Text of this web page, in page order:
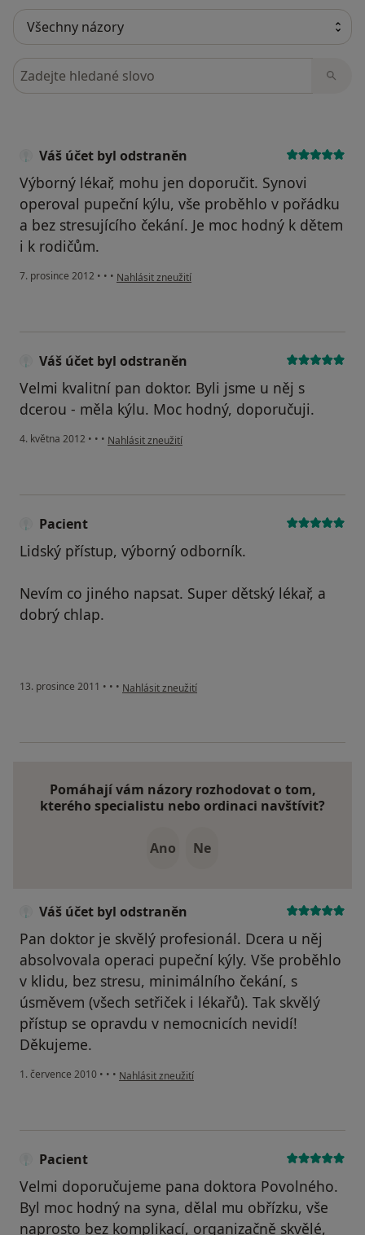
Hledejte v názorech
Váš účet byl odstraněn
Výborný lékař, mohu jen doporučit. Synovi
operoval pupeční kýlu, vše proběhlo v pořádku
a bez stresujícího čekání. Je moc hodný k dětem
i k rodičům.
7. prosince 2012 • • • podle názoru uživatele Váš účet byl odstraněn
Nahlásit zneužití
Váš účet byl odstraněn
Velmi kvalitní pan doktor. Byli jsme u něj s
dcerou - měla kýlu. Moc hodný, doporučuji.
4. května 2012 • • • podle názoru uživatele Váš účet byl odstraněn
Nahlásit zneužití
Pacient
Lidský přístup, výborný odborník.
Nevím co jiného napsat. Super dětský lékař, a
dobrý chlap.
13. prosince 2011 • • • podle názoru uživatele Pacient
Nahlásit zneužití
Pomáhají vám názory rozhodovat o tom,
kterého specialistu nebo ordinaci navštívit?
Ano Ne
Váš účet byl odstraněn
Pan doktor je skvělý profesionál. Dcera u něj
absolvovala operaci pupeční kýly. Vše proběhlo
v klidu, bez stresu, minimálního čekání, s
úsměvem (všech setřiček i lékařů). Tak skvělý
přístup se opravdu v nemocnicích nevidí!
Děkujeme.
1. července 2010 • • • podle názoru uživatele Váš účet byl odstraněn
Nahlásit zneužití
Pacient
Velmi doporučujeme pana doktora Povolného.
Byl moc hodný na syna, dělal mu obřízku, vše
naprosto bez komplikací, organizačně skvělé,